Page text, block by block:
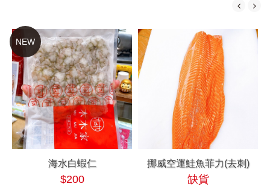
NEW
海水白蝦仁
$200
挪威空運鮭魚菲力(去刺)
缺貨